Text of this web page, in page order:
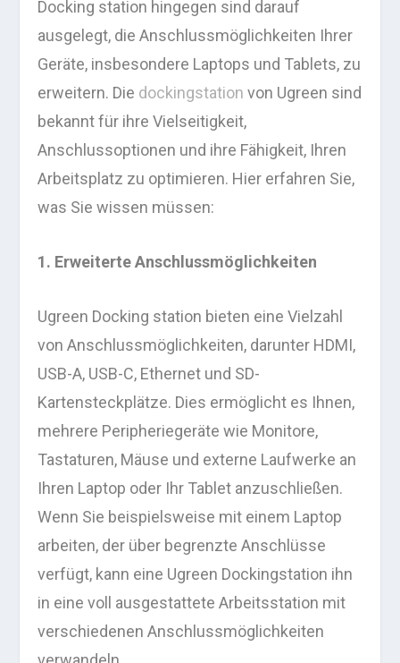
Docking station hingegen sind darauf
ausgelegt, die Anschlussmöglichkeiten Ihrer
Geräte, insbesondere Laptops und Tablets, zu
erweitern. Die dockingstation von Ugreen sind
bekannt für ihre Vielseitigkeit,
Anschlussoptionen und ihre Fähigkeit, Ihren
Arbeitsplatz zu optimieren. Hier erfahren Sie,
was Sie wissen müssen:
1. Erweiterte Anschlussmöglichkeiten
Ugreen Docking station bieten eine Vielzahl
von Anschlussmöglichkeiten, darunter HDMI,
USB-A, USB-C, Ethernet und SD-
Kartensteckplätze. Dies ermöglicht es Ihnen,
mehrere Peripheriegeräte wie Monitore,
Tastaturen, Mäuse und externe Laufwerke an
Ihren Laptop oder Ihr Tablet anzuschließen.
Wenn Sie beispielsweise mit einem Laptop
arbeiten, der über begrenzte Anschlüsse
verfügt, kann eine Ugreen Dockingstation ihn
in eine voll ausgestattete Arbeitsstation mit
verschiedenen Anschlussmöglichkeiten